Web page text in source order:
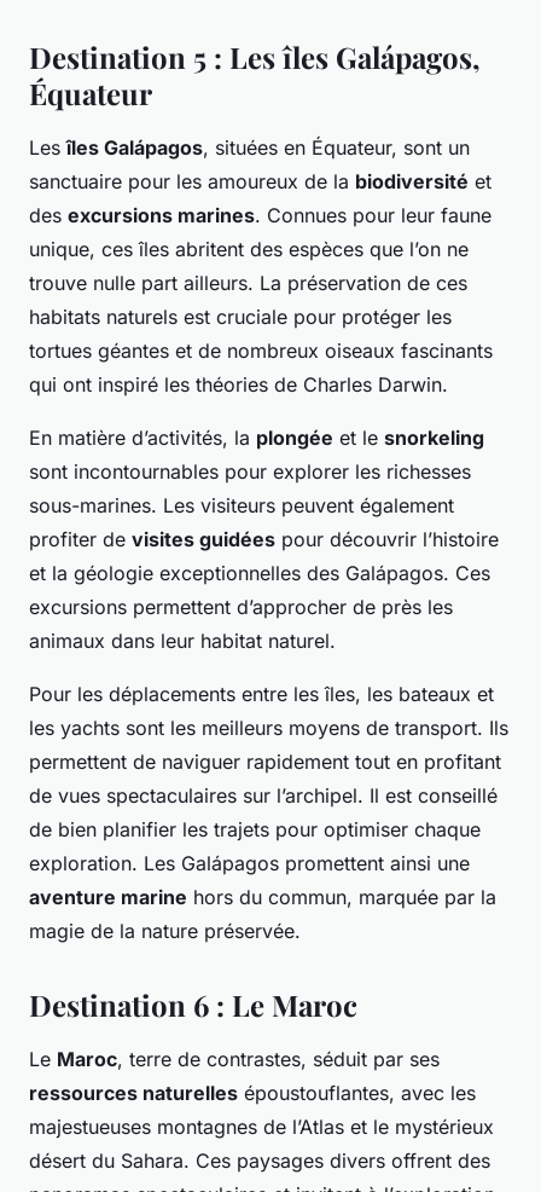
Destination 5 : Les îles Galápagos,
Équateur
Lesîles Galápagos, situées en Équateur, sont un
sanctuaire pour les amoureux de la biodiversité et
des excursions marines. Connues pour leur faune
unique, ces îles abritent des espèces que l’on ne
trouve nulle part ailleurs. La préservation de ces
habitats naturels est cruciale pour protéger les
tortues géantes et de nombreux oiseaux fascinants
qui ont inspiré les théories de Charles Darwin.
En matière d’activités, la plongée et le snorkeling
sont incontournables pour explorer les richesses
sous-marines. Les visiteurs peuvent également
profiter de visites guidées pour découvrir l’histoire
et la géologie exceptionnelles des Galápagos. Ces
excursions permettent d’approcher de près les
animaux dans leur habitat naturel.
Pour les déplacements entre les îles, les bateaux et
les yachts sont les meilleurs moyens de transport. Ils
permettent de naviguer rapidement tout en profitant
de vues spectaculaires sur l’archipel. Il est conseillé
de bien planifier les trajets pour optimiser chaque
exploration. Les Galápagos promettent ainsi une
aventure marine hors du commun, marquée par la
magie de la nature préservée.
Destination 6 : Le Maroc
Le Maroc, terre de contrastes, séduit par ses
ressources naturelles époustouflantes, avec les
majestueuses montagnes de l’Atlas et le mystérieux
désert du Sahara. Ces paysages divers offrent des